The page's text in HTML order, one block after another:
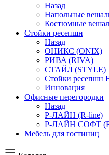
Назад
Напольные
Костюмные
Стойки ресепшн
Назад
ОНИКС (ONIX)
РИВА (RIVA)
СТАЙЛ (STYLE)
Стойки
Инновация
Офисные перегородки
Назад
Р-ЛАЙН (R-line)
Р-ЛАЙН СОФТ
Мебель для гостиниц